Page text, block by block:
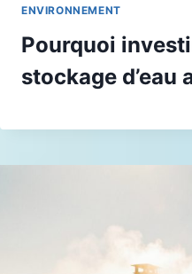
ENVIRONNEMENT
Pourquoi
stockage d’eau